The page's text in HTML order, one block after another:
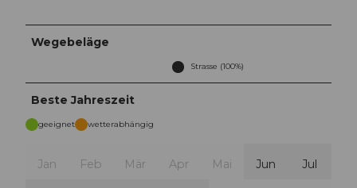
Wegebeläge
Strasse (100%)
Beste Jahreszeit
geeignet wetterabhängig
Jan Feb Mär Apr Mai Jun Jul